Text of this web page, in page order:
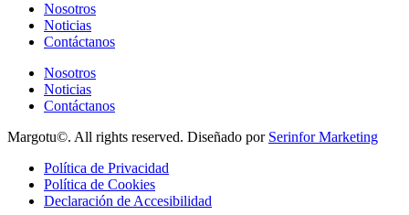
Nosotros
Noticias
Contáctanos
Nosotros
Noticias
Contáctanos
Margotu©. All rights reserved. Diseñado por Serinfor Marketing
Política de Privacidad
Política de Cookies
Declaración de Accesibilidad